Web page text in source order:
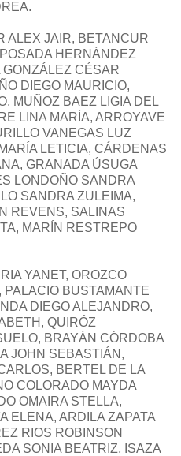
ALEX JAIR, BETANCUR
HERNÁNDEZ
CÉSAR
DIEGO MAURICIO,
MUÑOZ BAEZ LIGIA DEL
LINA MARÍA, ARROYAVE
VANEGAS LUZ
LETICIA, CÁRDENAS
GRANADA ÚSUGA
LONDOÑO SANDRA
SANDRA ZULEIMA,
REVENS, SALINAS
MARÍN RESTREPO
YANET, OROZCO
BUSTAMANTE
DIEGO ALEJANDRO,
QUIRÓZ
BRAYÁN CÓRDOBA
JOHN SEBASTIÁN,
BERTEL DE LA
COLORADO MAYDA
OMAIRA STELLA,
ELENA, ARDILA ZAPATA
RIOS ROBINSON
SONIA BEATRIZ, ISAZA